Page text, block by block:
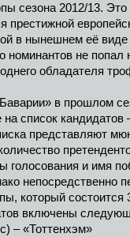
сезона 2012/13. Это
престижной
в нынешнем её
номинантов не попал
обладателя
в прошлом
список кандидатов
представляют
голосования и имя
непосредственно
который состоится
включены
– «Тоттенхэм»